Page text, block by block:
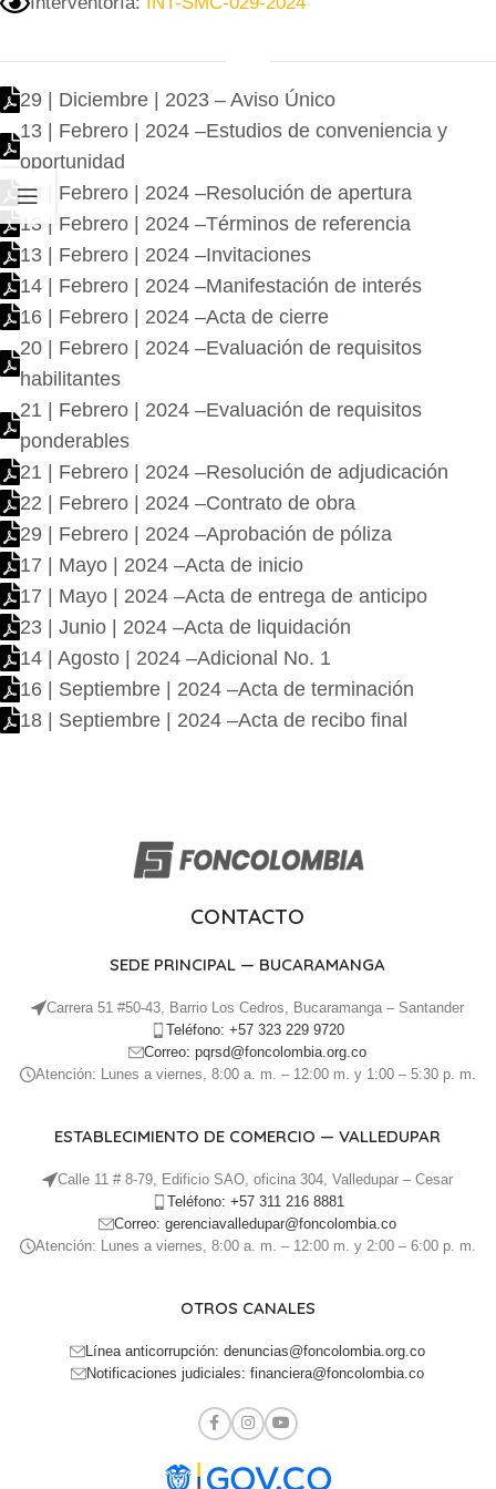
29 | Diciembre | 2023 – Aviso Único
13 | Febrero | 2024 –Estudios de conveniencia y
oportunidad
13 | Febrero | 2024 –Resolución de apertura
13 | Febrero | 2024 –Términos de referencia
13 | Febrero | 2024 –Invitaciones
14 | Febrero | 2024 –Manifestación de interés
16 | Febrero | 2024 –Acta de cierre
20 | Febrero | 2024 –Evaluación de requisitos
habilitantes
21 | Febrero | 2024 –Evaluación de requisitos
ponderables
21 | Febrero | 2024 –Resolución de adjudicación
22 | Febrero | 2024 –Contrato de obra
29 | Febrero | 2024 –Aprobación de póliza
17 | Mayo | 2024 –Acta de inicio
17 | Mayo | 2024 –Acta de entrega de anticipo
23 | Junio | 2024 –Acta de liquidación
14 | Agosto | 2024 –Adicional No. 1
16 | Septiembre | 2024 –Acta de terminación
18 | Septiembre | 2024 –Acta de recibo final
CONTACTO
SEDE PRINCIPAL — BUCARAMANGA
Carrera 51 #50-43, Barrio Los Cedros, Bucaramanga – Santander
Teléfono: +57 323 229 9720
Correo: pqrsd@foncolombia.org.co
Atención: Lunes a viernes, 8:00 a. m. – 12:00 m. y 1:00 – 5:30 p. m.
ESTABLECIMIENTO DE COMERCIO — VALLEDUPAR
Calle 11 # 8-79, Edificio SAO, oficina 304, Valledupar – Cesar
Teléfono: +57 311 216 8881
Correo: gerenciavalledupar@foncolombia.co
Atención: Lunes a viernes, 8:00 a. m. – 12:00 m. y 2:00 – 6:00 p. m.
OTROS CANALES
Línea anticorrupción: denuncias@foncolombia.org.co
Notificaciones judiciales: financiera@foncolombia.co